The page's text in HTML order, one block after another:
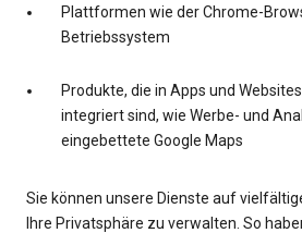
Plattformen wie der Chrome-
Betriebssystem
Produkte, die in Apps und
integriert sind, wie Werbe- und
eingebettete Google Maps
Sie können unsere Dienste auf
Ihre Privatsphäre zu verwalten. So